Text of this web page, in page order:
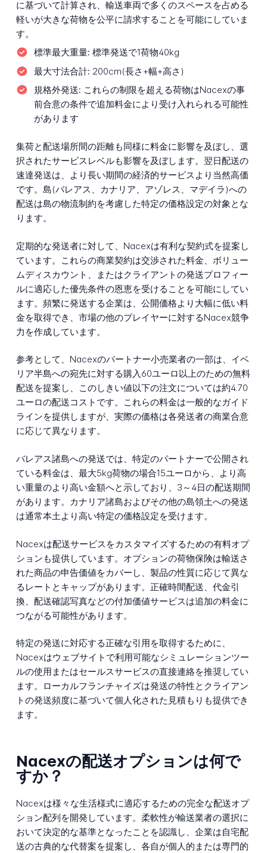
に基づいて計算され、輸送車両で多くのスペースを占める
軽いが大きな荷物を公平に請求することを可能にしていま
す。
標準最大重量: 標準発送で1荷物40kg
最大寸法合計: 200cm(長さ+幅+高さ)
規格外発送: これらの制限を超える荷物はNacexの事
前合意の条件で追加料金により受け入れられる可能性
があります
集荷と配送場所間の距離も同様に料金に影響を及ぼし、選
択されたサービスレベルも影響を及ぼします。翌日配送の
速達発送は、より長い期間の経済的サービスより当然高価
です。島(バレアス、カナリア、アゾレス、マデイラ)への
配送は島の物流制約を考慮した特定の価格設定の対象とな
ります。
定期的な発送者に対して、Nacexは有利な契約式を提案し
ています。これらの商業契約は交渉された料金、ボリュー
ムディスカウント、またはクライアントの発送プロフィー
ルに適応した優先条件の恩恵を受けることを可能にしてい
ます。頻繁に発送する企業は、公開価格より大幅に低い料
金を取得でき、市場の他のプレイヤーに対するNacex競争
力を作成しています。
参考として、Nacexのパートナー小売業者の一部は、イベ
リア半島への宛先に対する購入60ユーロ以上のための無料
配送を提案し、このしきい値以下の注文については約4.70
ユーロの配送コストです。これらの料金は一般的なガイド
ラインを提供しますが、実際の価格は各発送者の商業合意
に応じて異なります。
バレアス諸島への発送では、特定のパートナーで公開され
ている料金は、最大5kg荷物の場合15ユーロから、より高
い重量のより高い金額へと示しており、3～4日の配送期間
があります。カナリア諸島およびその他の島領土への発送
は通常本土より高い特定の価格設定を受けます。
Nacexは配送サービスをカスタマイズするための有料オプ
ションも提供しています。オプションの荷物保険は輸送さ
れた商品の申告価値をカバーし、製品の性質に応じて異な
るレートとキャップがあります。正確時間配送、代金引
換、配送確認写真などの付加価値サービスは追加の料金に
つながる可能性があります。
特定の発送に対応する正確な引用を取得するために、
Nacexはウェブサイトで利用可能なシミュレーションツー
ルの使用またはセールスサービスの直接連絡を推奨してい
ます。ローカルフランチャイズは発送の特性とクライアン
トの発送頻度に基づいて個人化された見積もりも提供でき
ます。
Nacexの配送オプションは何で
すか？
Nacexは様々な生活様式に適応するための完全な配送オプ
ション配列を開発しています。柔軟性が輸送業者の選択に
おいて決定的な基準となったことを認識し、企業は自宅配
送の古典的な代替案を提案し、各自が個人的または専門的